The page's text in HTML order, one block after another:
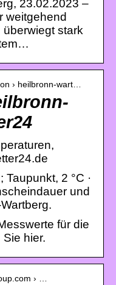
23.02.2023 –
weitgehend
stark
› heilbronn-wart…
Taupunkt, 2 °C ·
und
für die
hier.
› …